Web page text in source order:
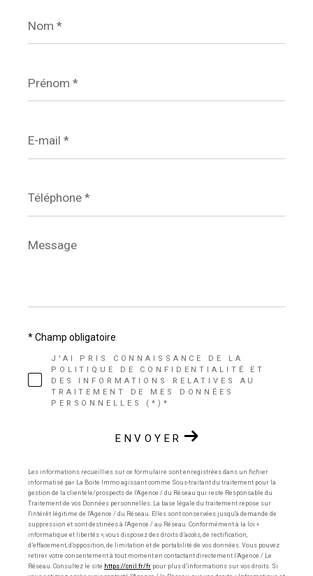
*
*
mail
*
*
Message
*
J'AI PRIS CONNAISSANCE DE LA
POLITIQUE DE CONFIDENTIALITÉ ET
DES INFORMATIONS RELATIVES AU
TRAITEMENT DE MES DONNÉES
PERSONNELLES (*)*
* Champ obligatoire
ENVOYER
Les informations recueillies sur ce formulaire sont enregistrées dans un fichier
informatisé par La Boite Immo agissant comme Sous-traitant du traitement pour la
gestion de la clientèle/prospects de l'Agence / du Réseau qui reste Responsable du
Traitement de vos Données personnelles. La base légale du traitement repose sur
l'intérêt légitime de l'Agence / du Réseau. Elles sont conservées jusqu'à demande de
suppression et sont destinées à l'Agence / au Réseau. Conformément à la loi «
informatique et libertés », vous disposez des droits d’accès, de rectification,
d’effacement, d’opposition, de limitation et de portabilité de vos données. Vous pouvez
retirer votre consentement à tout moment en contactant directement l’Agence / Le
Réseau. Consultez le site https://cnil.fr/fr pour plus d’informations sur vos droits. Si